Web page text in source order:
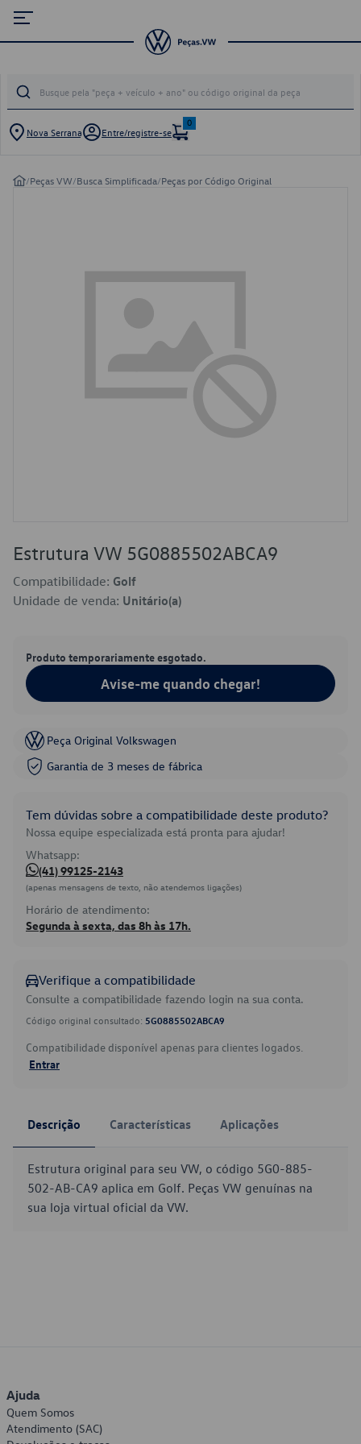
Nova Serrana Entre/registre-se
0
/Peças VW/Busca Simplificada/Peças por Código Original
Estrutura VW 5G0885502ABCA9
Compatibilidade: Golf
Unidade de venda: Unitário(a)
Produto temporariamente esgotado.
Avise-me quando chegar!
Peça Original Volkswagen
Garantia de 3 meses de fábrica
Tem dúvidas sobre a compatibilidade deste produto?
Nossa equipe especializada está pronta para ajudar!
Whatsapp:
(41) 99125-2143
(apenas mensagens de texto, não atendemos ligações)
Horário de atendimento:
Segunda à sexta, das 8h às 17h.
Verifique a compatibilidade
Consulte a compatibilidade fazendo login na sua conta.
Código original consultado: 5G0885502ABCA9
Compatibilidade disponível apenas para clientes logados.
Entrar
Descrição Características Aplicações
Estrutura original para seu VW, o código 5G0-885-
502-AB-CA9 aplica em Golf. Peças VW genuínas na
sua loja virtual oficial da VW.
Ajuda
Quem Somos
Atendimento (SAC)